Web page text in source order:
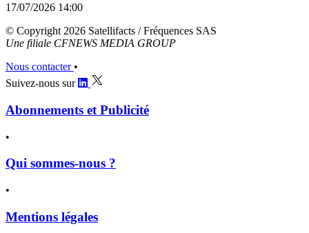
17/07/2026 14:00
© Copyright 2026 Satellifacts / Fréquences SAS
Une filiale CFNEWS MEDIA GROUP
Nous contacter •
Suivez-nous sur
Abonnements et Publicité
•
Qui sommes-nous ?
•
Mentions légales